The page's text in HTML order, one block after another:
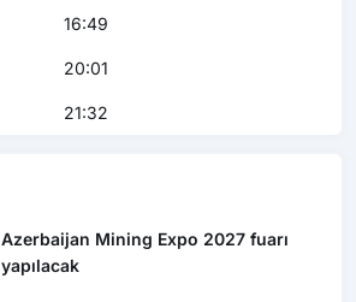
16:49
20:01
21:32
Azerbaijan Mining Expo 2027 fuarı
yapılacak